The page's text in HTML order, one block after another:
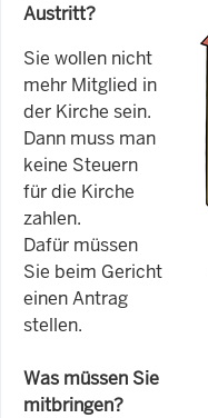
Austritt?
Sie wollen nicht
mehr Mitglied in
der Kirche sein.
Dann muss man
keine Steuern
für die Kirche
zahlen.
Dafür müssen
Sie beim Gericht
einen Antrag
stellen.
Was müssen Sie
mitbringen?